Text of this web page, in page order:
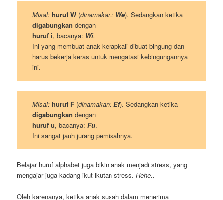
Misal: huruf W(dinamakan: We). Sedangkan ketika
digabungkan dengan
huruf i, bacanya: Wi.
Ini yang membuat anak kerapkali dibuat bingung dan
harus bekerja keras untuk mengatasi kebingungannya
ini.
Misal: huruf F(dinamakan: Ef). Sedangkan ketika
digabungkan dengan
huruf u, bacanya: Fu.
Ini sangat jauh jurang pemisahnya.
Belajar huruf alphabet juga bikin anak menjadi stress, yang
mengajar juga kadang ikut-ikutan stress.Hehe..
Oleh karenanya, ketika anak susah dalam menerima